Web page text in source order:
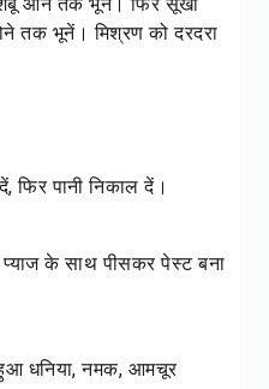
तक भूनें। मिश्रण को दरदरा
फिर पानी निकाल दें।
के साथ पीसकर पेस्ट बना
हुआ धनिया, नमक, आमचूर